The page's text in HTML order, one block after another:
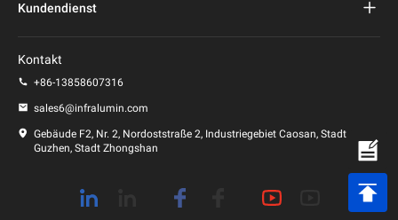
LED-Pfostenleuchte
Kundendienst
Datenschutz-Bestimmungen
Kontakt
+86-13858607316
sales6@infralumin.com
Gebäude F2, Nr. 2, Nordoststraße 2, Industriegebiet Caosan, Stadt
Guzhen, Stadt Zhongshan